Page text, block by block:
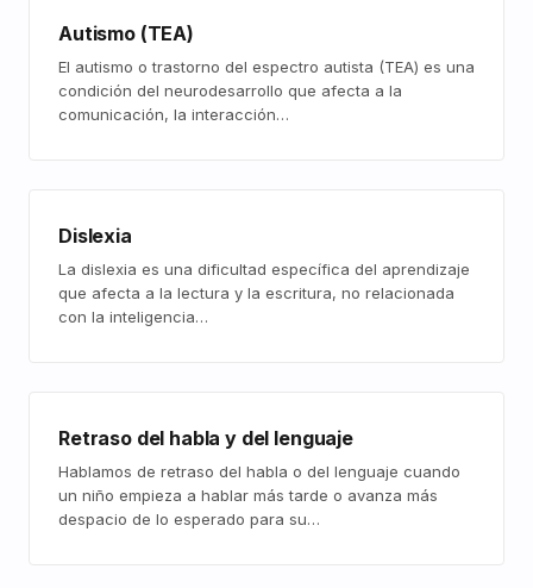
Autismo (TEA)
El autismo o trastorno del espectro autista (TEA) es una
condición del neurodesarrollo que afecta a la
comunicación, la interacción…
Dislexia
La dislexia es una dificultad específica del aprendizaje
que afecta a la lectura y la escritura, no relacionada
con la inteligencia…
Retraso del habla y del lenguaje
Hablamos de retraso del habla o del lenguaje cuando
un niño empieza a hablar más tarde o avanza más
despacio de lo esperado para su…